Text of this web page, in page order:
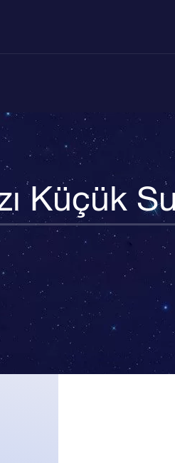
Küçük